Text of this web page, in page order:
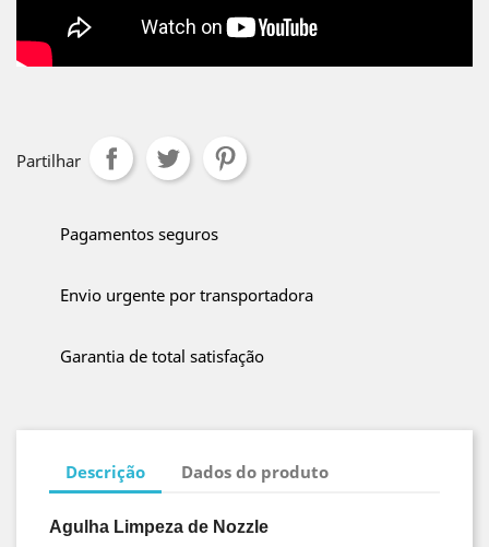
Partilhar
Pagamentos seguros
Envio urgente por transportadora
Garantia de total satisfação
Descrição Dados do produto
Agulha Limpeza de Nozzle